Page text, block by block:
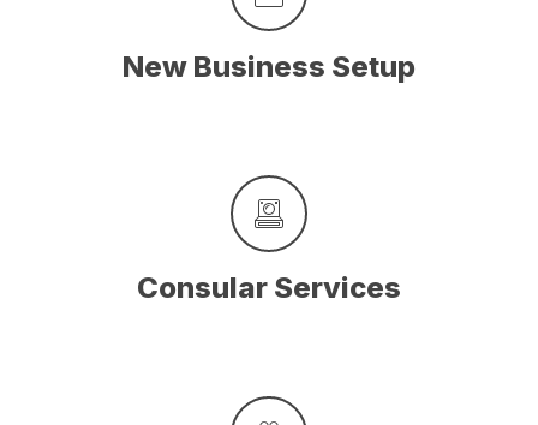
New Business Setup
Consular Services